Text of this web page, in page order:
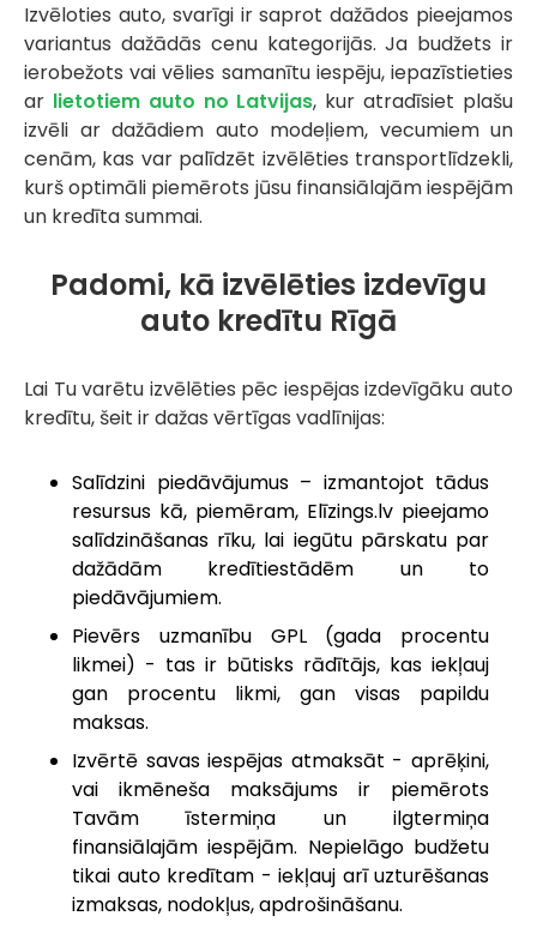
Izvēloties auto, svarīgi ir saprot dažādos pieejamos
variantus dažādās cenu kategorijās. Ja budžets ir
ierobežots vai vēlies samanītu iespēju, iepazīstieties
ar lietotiem auto no Latvijas, kur atradīsiet plašu
izvēli ar dažādiem auto modeļiem, vecumiem un
cenām, kas var palīdzēt izvēlēties transportlīdzekli,
kurš optimāli piemērots jūsu finansiālajām iespējām
un kredīta summai.
Padomi, kā izvēlēties izdevīgu
auto kredītu Rīgā
Lai Tu varētu izvēlēties pēc iespējas izdevīgāku auto
kredītu, šeit ir dažas vērtīgas vadlīnijas:
Salīdzini piedāvājumus – izmantojot tādus
resursus kā, piemēram, Elīzings.lv pieejamo
salīdzināšanas rīku, lai iegūtu pārskatu par
dažādām kredītiestādēm un to
piedāvājumiem.
Pievērs uzmanību GPL (gada procentu
likmei) - tas ir būtisks rādītājs, kas iekļauj
gan procentu likmi, gan visas papildu
maksas.
Izvērtē savas iespējas atmaksāt - aprēķini,
vai ikmēneša maksājums ir piemērots
Tavām īstermiņa un ilgtermiņa
finansiālajām iespējām. Nepielāgo budžetu
tikai auto kredītam - iekļauj arī uzturēšanas
izmaksas, nodokļus, apdrošināšanu.